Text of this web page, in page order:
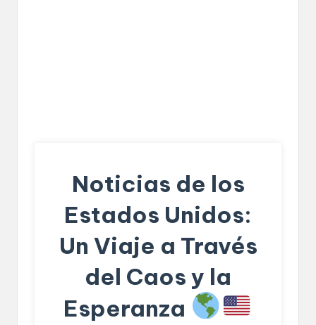
Noticias de los
Estados Unidos:
Un Viaje a Través
del Caos y la
Esperanza